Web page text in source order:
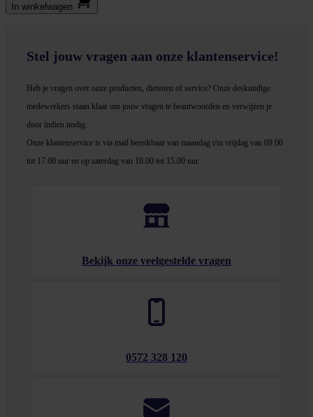
In winkel­wagen
Stel jouw vragen aan onze klantenservice!
Heb je vragen over onze producten, diensten of service? Onze deskundige
medewerkers staan klaar om jouw vragen te beantwoorden en verwijzen je
door indien nodig.
Onze klantenservice is via mail bereikbaar van maandag t/m vrijdag van 09.00
tot 17.00 uur en op zaterdag van 10.00 tot 15.00 uur.
Bekijk onze veelgestelde vragen
0572 328 120